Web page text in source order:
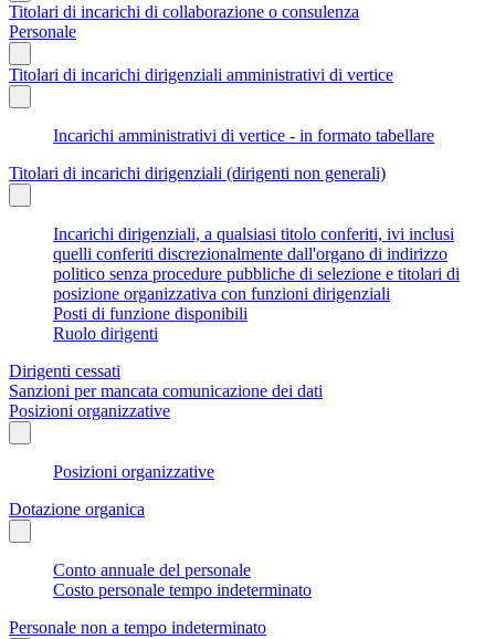
Titolari di incarichi di collaborazione o consulenza
Personale
Titolari di incarichi dirigenziali amministrativi di vertice
Incarichi amministrativi di vertice - in formato tabellare
Titolari di incarichi dirigenziali (dirigenti non generali)
Incarichi dirigenziali, a qualsiasi titolo conferiti, ivi inclusi
quelli conferiti discrezionalmente dall'organo di indirizzo
politico senza procedure pubbliche di selezione e titolari di
posizione organizzativa con funzioni dirigenziali
Posti di funzione disponibili
Ruolo dirigenti
Dirigenti cessati
Sanzioni per mancata comunicazione dei dati
Posizioni organizzative
Posizioni organizzative
Dotazione organica
Conto annuale del personale
Costo personale tempo indeterminato
Personale non a tempo indeterminato